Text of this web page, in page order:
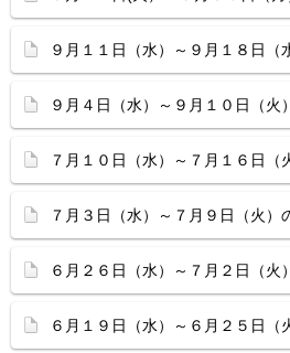
９月１１日（水）～９月１８日（
９月４日（水）～９月１０日（火
７月１０日（水）～７月１６日（
７月３日（水）～７月９日（火）
６月２６日（水）～７月２日（火
６月１９日（水）～６月２５日（